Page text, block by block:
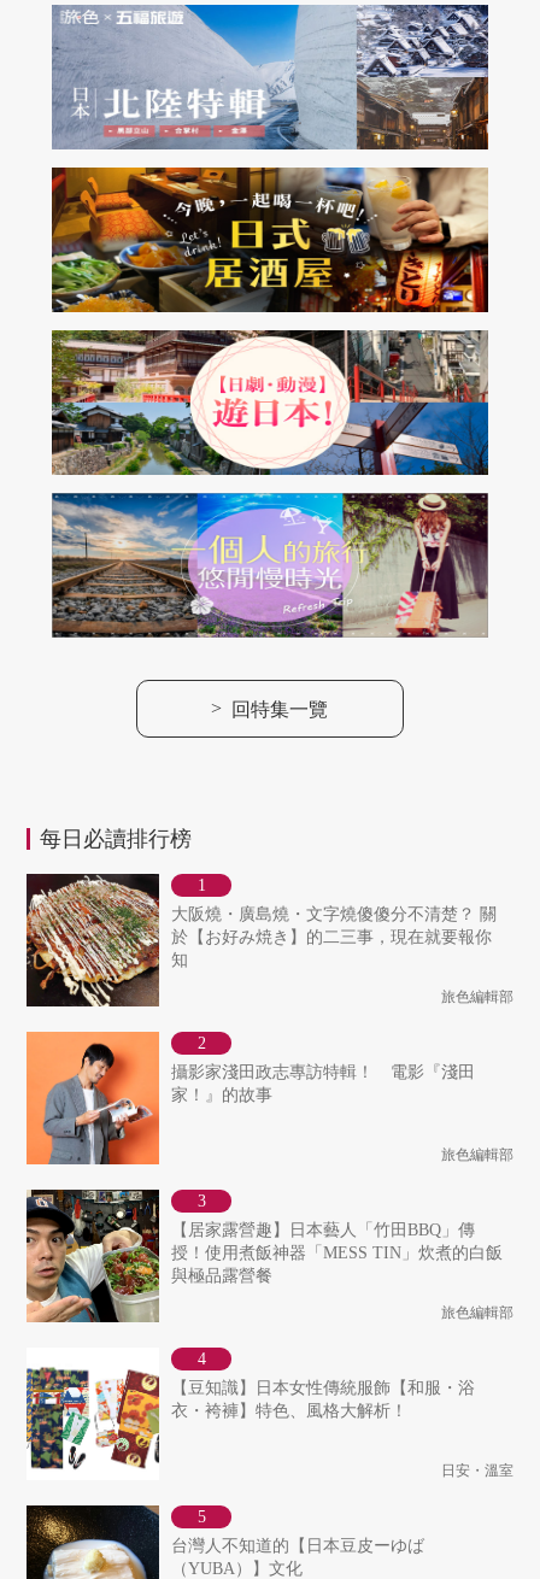
> 回特集一覽
每日必讀排行榜
大阪燒・廣島燒・文字燒傻傻分不清楚？ 關
於【お好み焼き】的二三事，現在就要報你
知
旅色編輯部
攝影家淺田政志專訪特輯！ 電影『淺田
家！』的故事
旅色編輯部
【居家露營趣】日本藝人「竹田BBQ」傳
授！使用煮飯神器「MESS TIN」炊煮的白飯
與極品露營餐
旅色編輯部
【豆知識】日本女性傳統服飾【和服・浴
衣・袴褲】特色、風格大解析！
日安・溫室
台灣人不知道的【日本豆皮ーゆば
（YUBA）】文化